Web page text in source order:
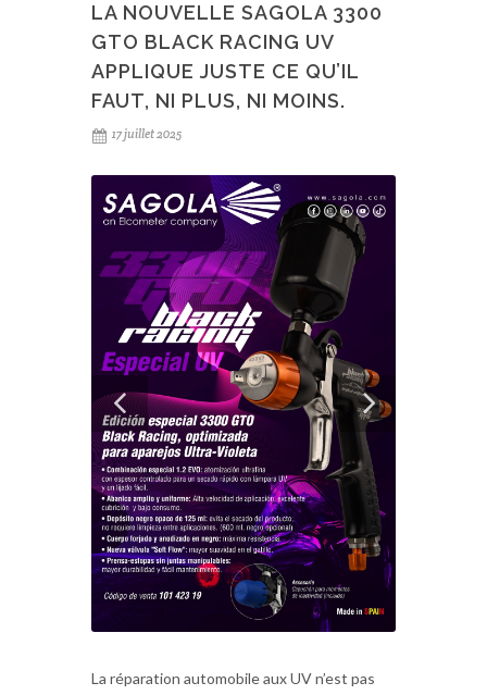
LA NOUVELLE SAGOLA 3300
GTO BLACK RACING UV
APPLIQUE JUSTE CE QU’IL
FAUT, NI PLUS, NI MOINS.
17 juillet 2025
La réparation automobile aux UV n’est pas